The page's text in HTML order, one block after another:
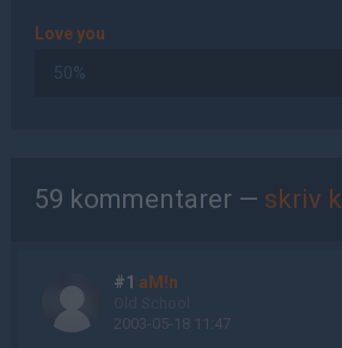
Love you
50%
59 kommentarer — skriv
#1 aM!n
2003-05-18 11:47